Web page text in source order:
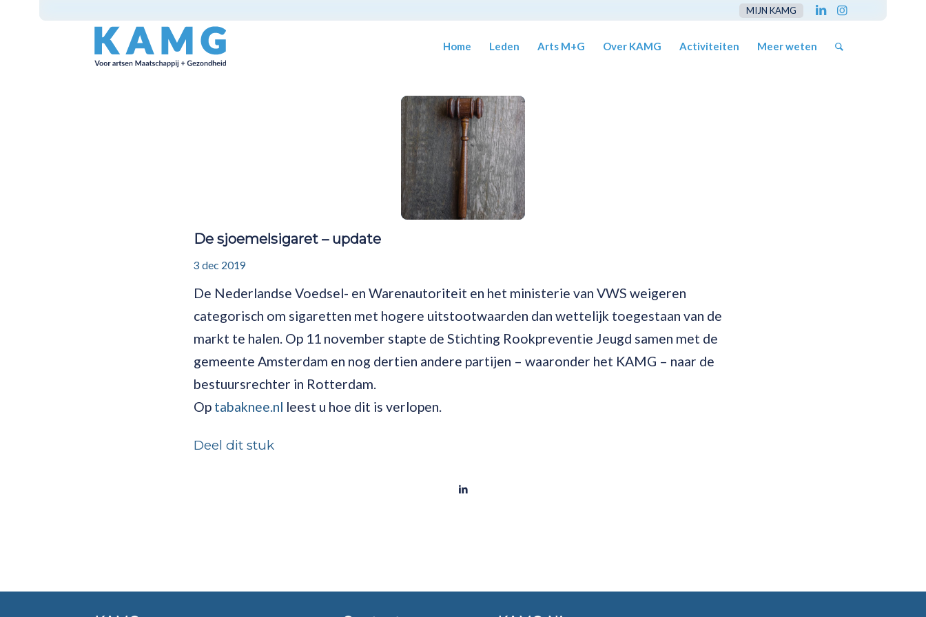
MIJN KAMG
Home Leden Arts M+G Over KAMG Activiteiten Meer weten
De sjoemelsigaret – update
3 dec 2019
De Nederlandse Voedsel- en Warenautoriteit en het ministerie van VWS weigeren
categorisch om sigaretten met hogere uitstootwaarden dan wettelijk toegestaan van de
markt te halen. Op 11 november stapte de Stichting Rookpreventie Jeugd samen met de
gemeente Amsterdam en nog dertien andere partijen – waaronder het KAMG – naar de
bestuursrechter in Rotterdam.
Op tabaknee.nl leest u hoe dit is verlopen.
Deel dit stuk